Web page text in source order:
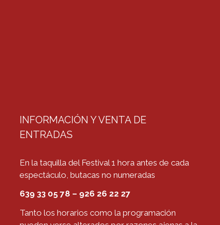
INFORMACIÓN Y VENTA DE
ENTRADAS
En la taquilla del Festival 1 hora antes de cada
espectáculo, butacas no numeradas
639 33 05 78 – 926 26 22 27
Tanto los horarios como la programación